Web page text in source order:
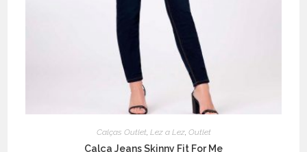
Calças Outlet, Lez a Lez, Outlet
Calça Jeans Skinny Fit For Me